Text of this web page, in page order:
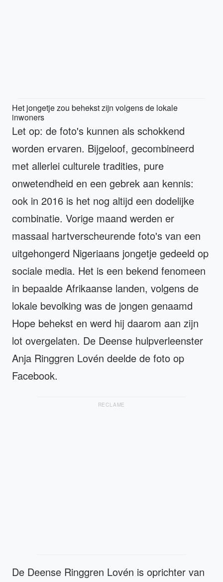
Het jongetje zou behekst zijn volgens de lokale
inwoners
Let op: de foto's kunnen als schokkend
worden ervaren. Bijgeloof, gecombineerd
met allerlei culturele tradities, pure
onwetendheid en een gebrek aan kennis:
ook in 2016 is het nog altijd een dodelijke
combinatie. Vorige maand werden er
massaal hartverscheurende foto's van een
uitgehongerd Nigeriaans jongetje gedeeld op
sociale media. Het is een bekend fenomeen
in bepaalde Afrikaanse landen, volgens de
lokale bevolking was de jongen genaamd
Hope behekst en werd hij daarom aan zijn
lot overgelaten. De Deense hulpverleenster
Anja Ringgren Lovén deelde de foto op
Facebook.
RECLAME
De Deense Ringgren Lovén is oprichter van